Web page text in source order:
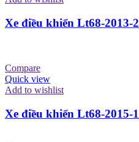
Xe điều khiển Lt68-2013-2
Compare
Quick view
Add to wishlist
Xe điều khiển Lt68-2015-1